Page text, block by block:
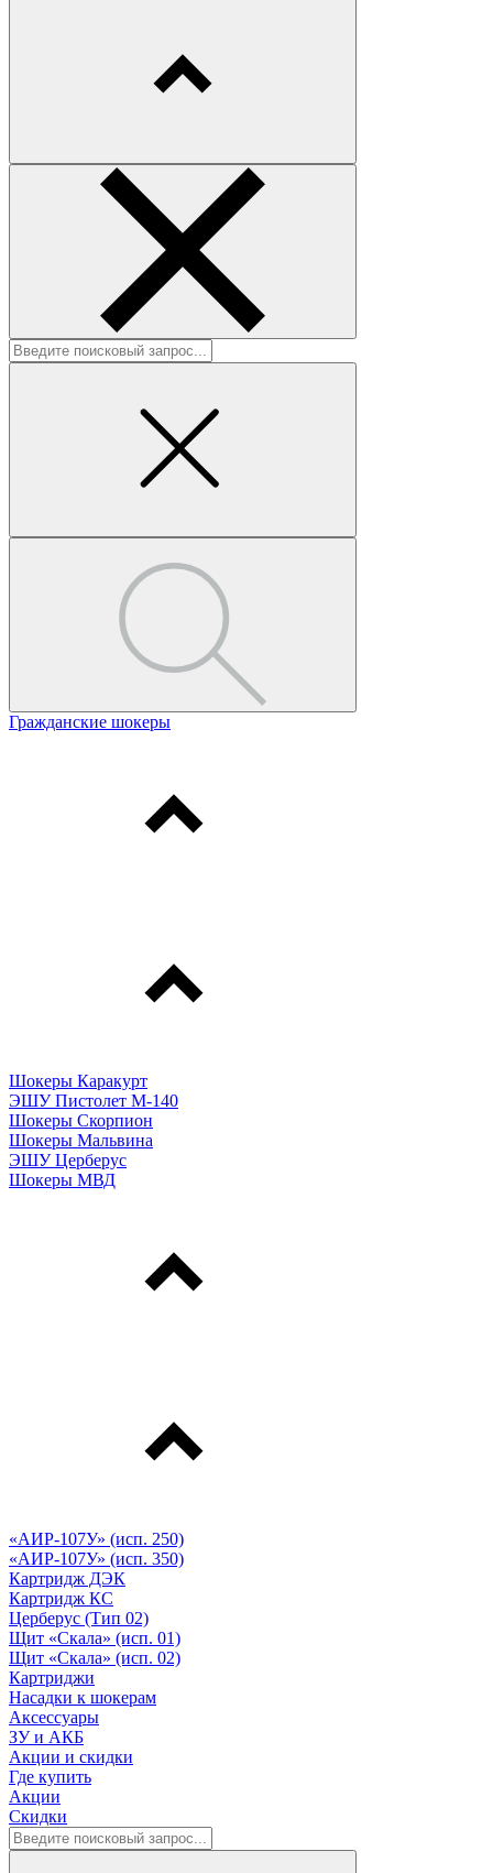
Гражданские шокеры
Шокеры Каракурт
ЭШУ Пистолет М-140
Шокеры Скорпион
Шокеры Мальвина
ЭШУ Церберус
Шокеры МВД
«АИР-107У» (исп. 250)
«АИР-107У» (исп. 350)
Картридж ДЭК
Картридж КС
Церберус (Тип 02)
Щит «Скала» (исп. 01)
Щит «Скала» (исп. 02)
Картриджи
Насадки к шокерам
Аксессуары
ЗУ и АКБ
Акции и скидки
Где купить
Акции
Скидки